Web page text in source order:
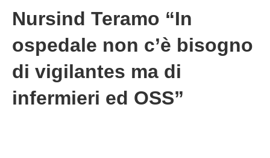
Nursind Teramo “In
ospedale non c’è bisogno
di vigilantes ma di
infermieri ed OSS”